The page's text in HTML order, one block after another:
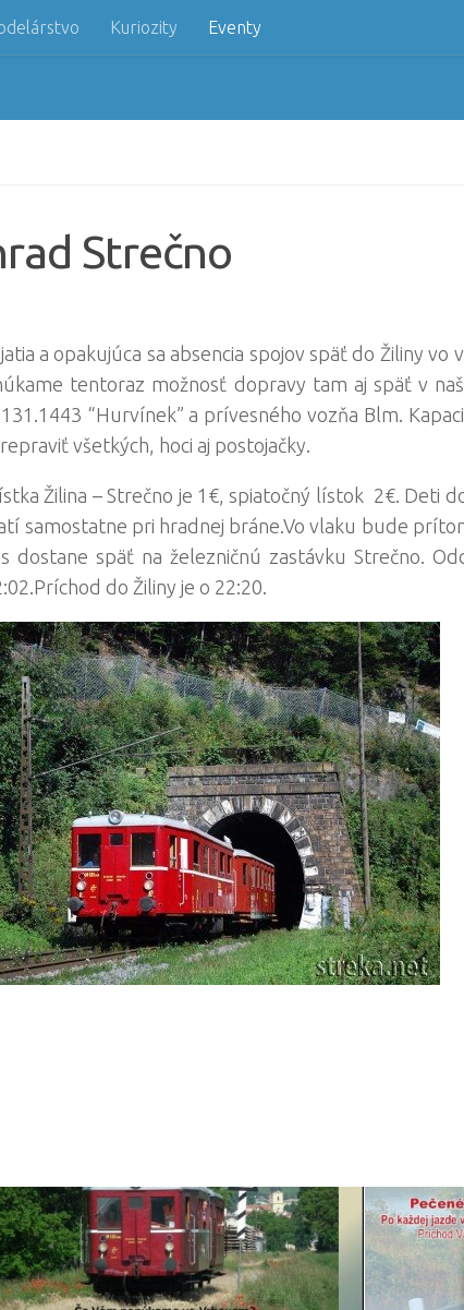
Kuriozity Eventy
Strečno
a opakujúca sa absencia spojov späť do Žiliny vo
tentoraz možnosť dopravy tam aj späť v
“Hurvínek” a prívesného vozňa Blm.
všetkých, hoci aj postojačky.
Žilina – Strečno je 1€, spiatočný lístok 2€. Deti
samostatne pri hradnej bráne.Vo vlaku bude
dostane späť na železničnú zastávku Strečno.
do Žiliny je o 22:20.